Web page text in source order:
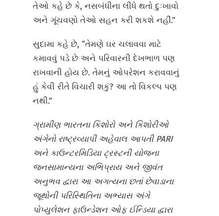
તેઓ કહે છે કે, નસબંધીના લીધે થતો દુઃખાવો
અને ગૂંચવણો તેઓ સહન કરી શકશે નહીં.”
સુદામા કહે છે, “તેમણે ઘર ચલાવવા માટે
કમાવવું પડે છે અને પરિવારની દેખભાળ પણ
રાખવાની હોય છે. તેમનું ઓપરેશન કરાવવાનું
હું કેવી રીતે વિચારી શકું? આ તો વિકલ્પ પણ
નથી.”
ગ્રામીણ ભારતના કિશોરો અને કિશોરીઓ
અંગેનો રાષ્ટ્રવ્યાપી અહેવાલ આપતી PARI
અને કાઉન્ટરમિડિયા ટ્રસ્ટની યોજના
જનસામાન્યના અભિપ્રાય અને જીવંત
અનુભવ દ્વારા આ અગત્યના છતાં છેવાડાના
જૂથોની પરિસ્થિતિના અભ્યાસ અંગે
પોપ્યુલેશન ફાઉન્ડેશન ઓફ ઈન્ડિયા દ્વારા